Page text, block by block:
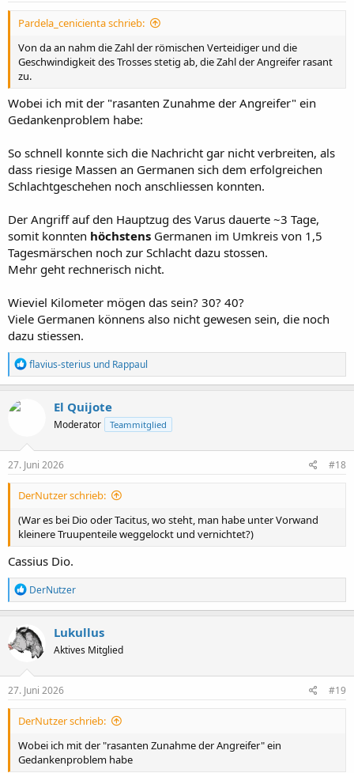
Pardela_cenicienta schrieb:
Von da an nahm die Zahl der römischen Verteidiger und die
Geschwindigkeit des Trosses stetig ab, die Zahl der Angreifer rasant
zu.
Wobei ich mit der "rasanten Zunahme der Angreifer" ein
Gedankenproblem habe:
So schnell konnte sich die Nachricht gar nicht verbreiten, als
dass riesige Massen an Germanen sich dem erfolgreichen
Schlachtgeschehen noch anschliessen konnten.
Der Angriff auf den Hauptzug des Varus dauerte ~3 Tage,
somit konnten höchstens Germanen im Umkreis von 1,5
Tagesmärschen noch zur Schlacht dazu stossen.
Mehr geht rechnerisch nicht.
Wieviel Kilometer mögen das sein? 30? 40?
Viele Germanen könnens also nicht gewesen sein, die noch
dazu stiessen.
R
e
a
n
e
flavius-sterius und Rappaul
El Quijote
Moderator Teammitglied
27. Juni 2026 #18
DerNutzer schrieb:
(War es bei Dio oder Tacitus, wo steht, man habe unter Vorwand
kleinere Truupenteile weggelockt und vernichtet?)
Cassius Dio.
R
e
a
k
t
i
n
e
DerNutzer
Lukullus
Aktives Mitglied
27. Juni 2026 #19
DerNutzer schrieb:
Wobei ich mit der "rasanten Zunahme der Angreifer" ein
Gedankenproblem habe